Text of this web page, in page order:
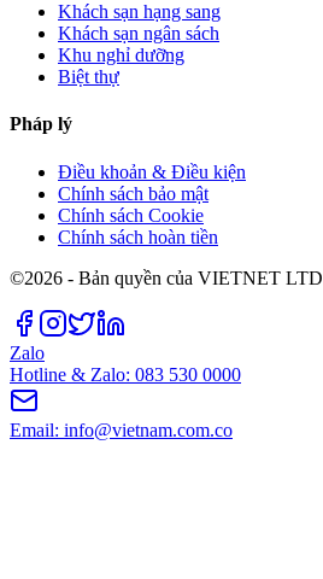
Khách sạn hạng sang
Khách sạn ngân sách
Khu nghỉ dưỡng
Biệt thự
Pháp lý
Điều khoản & Điều kiện
Chính sách bảo mật
Chính sách Cookie
Chính sách hoàn tiền
©2026 - Bản quyền của VIETNET LTD
Zalo
Hotline & Zalo: 083 530 0000
Email: info@vietnam.com.co